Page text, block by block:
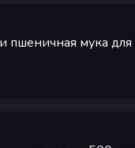
пшеничная мука